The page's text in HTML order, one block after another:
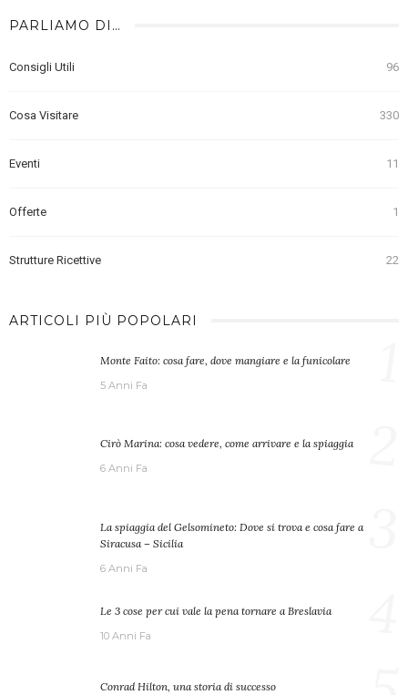
PARLIAMO DI…
Consigli Utili 96
Cosa Visitare 330
Eventi 11
Offerte 1
Strutture Ricettive 22
ARTICOLI PIÙ POPOLARI
Monte Faito: cosa fare, dove mangiare e la funicolare
5 Anni Fa
Cirò Marina: cosa vedere, come arrivare e la spiaggia
6 Anni Fa
La spiaggia del Gelsomineto: Dove si trova e cosa fare a
Siracusa – Sicilia
6 Anni Fa
Le 3 cose per cui vale la pena tornare a Breslavia
10 Anni Fa
Conrad Hilton, una storia di successo